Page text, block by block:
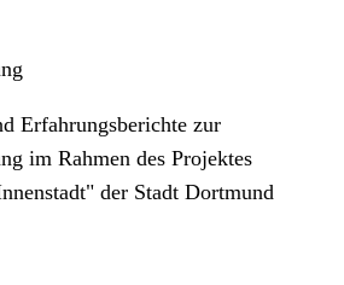
Erfahrungsberichte zur
im Rahmen des Projektes
der Stadt Dortmund